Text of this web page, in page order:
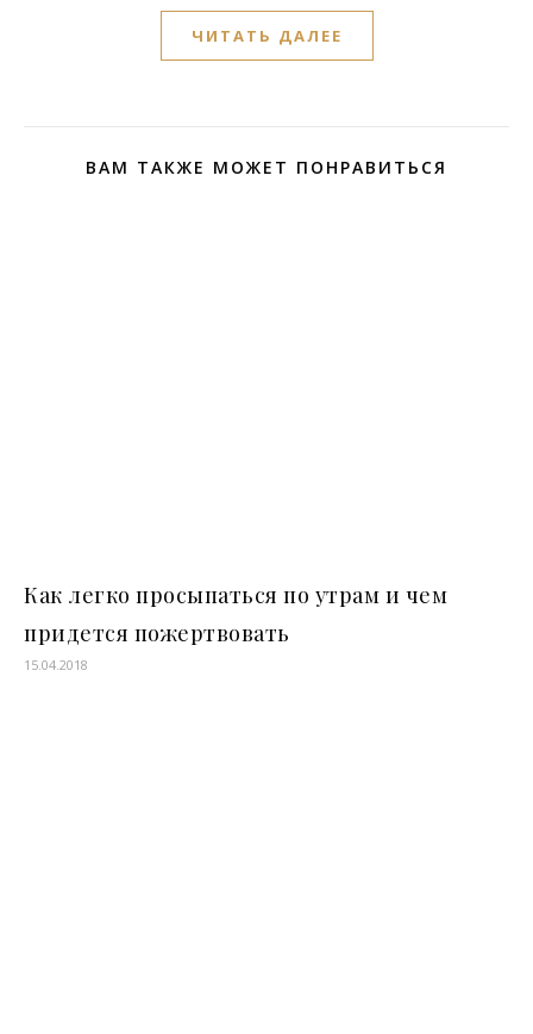
ЧИТАТЬ ДАЛЕЕ
ВАМ ТАКЖЕ МОЖЕТ ПОНРАВИТЬСЯ
Как легко просыпаться по утрам и чем
придется пожертвовать
15.04.2018